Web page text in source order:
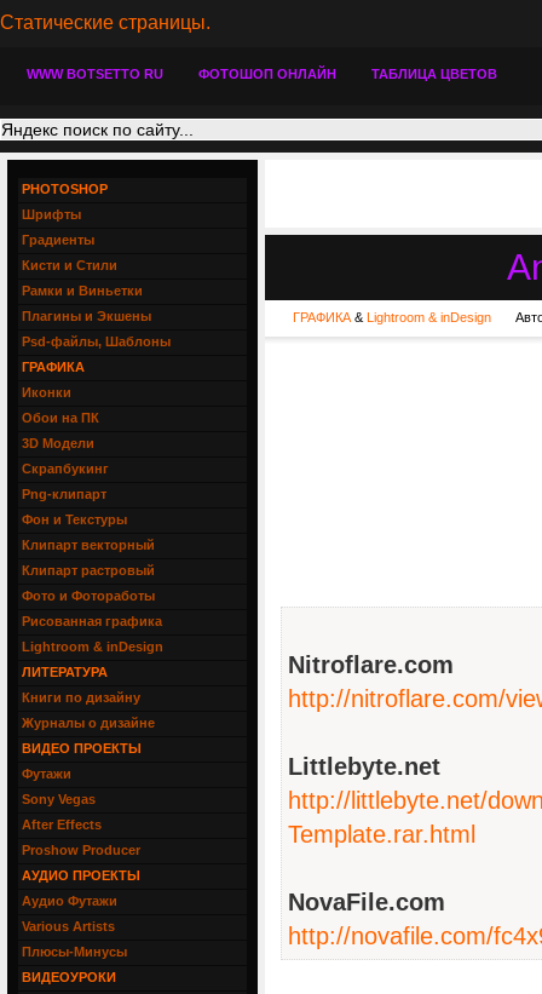
Статические страницы.
WWW BOTSETTO RU ФОТОШОП ОНЛАЙН ТАБЛИЦА ЦВЕТОВ
ГРАФИКА & Lightroom & inDesign
Nitroflare.com
http://nitroflare.com/
Littlebyte.net
http://littlebyte.net/
Template.rar.html
NovaFile.com
http://novafile.com/
PHOTOSHOP
Шрифты
Градиенты
Кисти и Стили
Рамки и Виньетки
Плагины и Экшены
Psd-файлы, Шаблоны
ГРАФИКА
Иконки
Обои на ПК
3D Модели
Скрапбукинг
Png-клипарт
Фон и Текстуры
Клипарт векторный
Клипарт растровый
Фото и Фотоработы
Рисованная графика
Lightroom & inDesign
ЛИТЕРАТУРА
Книги по дизайну
Журналы о дизайне
ВИДЕО ПРОЕКТЫ
Футажи
Sony Vegas
After Effects
Proshow Producer
АУДИО ПРОЕКТЫ
Аудио Футажи
Various Artists
Плюсы-Минусы
ВИДЕОУРОКИ